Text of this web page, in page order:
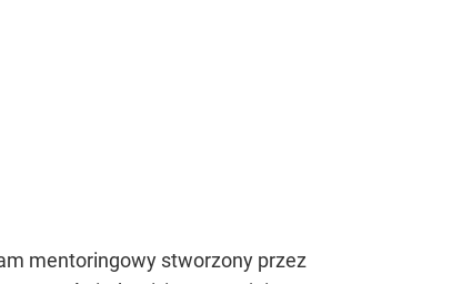
mentoringowy stworzony przez